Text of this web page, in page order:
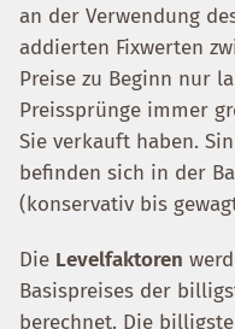
an der Verwendung
addierten Fixwerten
Preise zu Beginn nur
Preissprünge immer
Sie verkauft haben.
befinden sich in der
(konservativ bis
Die Levelfaktoren
Basispreises der
berechnet. Die